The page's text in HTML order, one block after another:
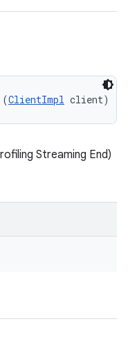
(ClientImpl client)
Streaming End)